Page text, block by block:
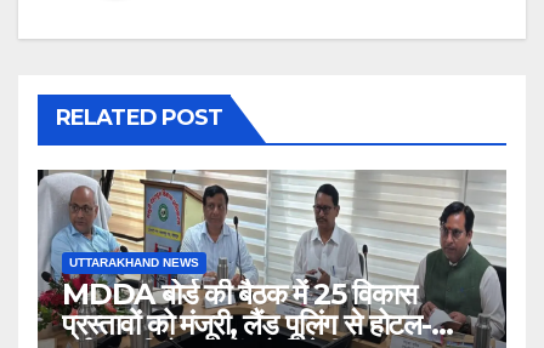
RELATED POST
UTTARAKHAND NEWS
MDDA बोर्ड की बैठक में 25 विकास
प्रस्तावों को मंजूरी, लैंड पूलिंग से होटल-